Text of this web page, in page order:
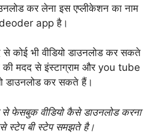
कर लेना इस एप्लीकेशन का नाम
app है।
कोई भी वीडियो डाउनलोड कर सकते
मदद से इंस्टाग्राम और you tube
डाउनलोड कर सकते हैं।
फेसबुक वीडियो कैसे डाउनलोड करना
स्टेप बी स्टेप समझते है।